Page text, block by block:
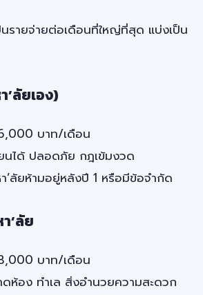
นรายจ่ายต่อเดือนที่ใหญ่ที่สุด แบ่งเป็น
’ลัยเอง)
บาท/เดือน
นได้ ปลอดภัย กฎเข้มงวด
’ลัยห้ามอยู่หลังปี 1 หรือมีข้อจำกัด
’ลัย
บาท/เดือน
ห้อง ทำเล สิ่งอำนวยความสะดวก